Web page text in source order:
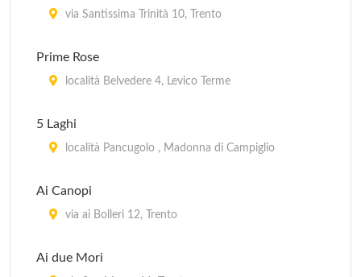
via Santissima Trinità 10, Trento
Prime Rose
località Belvedere 4, Levico Terme
5 Laghi
località Pancugolo , Madonna di Campiglio
Ai Canopi
via ai Bolleri 12, Trento
Ai due Mori